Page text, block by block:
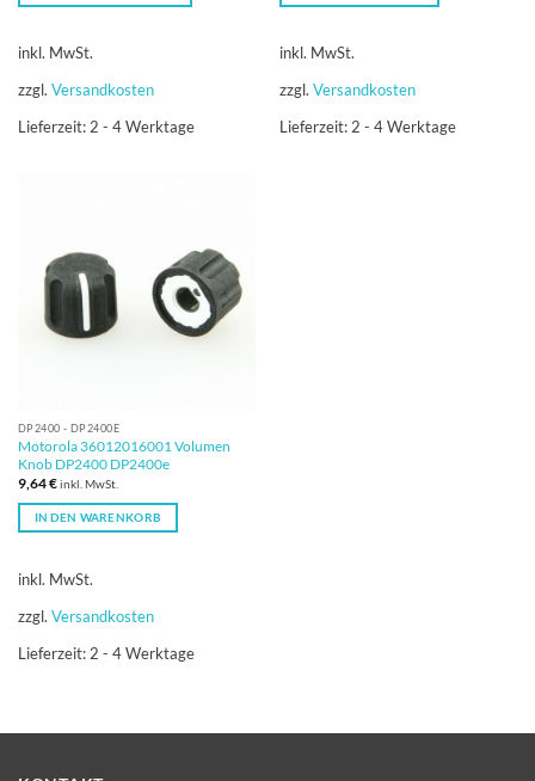
weist
mehrere
auf.
Produktseite
gewählt
inkl. MwSt.
zzgl. Versandkosten
Lieferzeit:2 - 4 Werktage
inkl. MwSt.
zzgl. Versandkosten
Lieferzeit:2 - 4 Werktage
DP2400 - DP2400E
Motorola 36012016001 Volumen
Knob DP2400 DP2400e
9,64€inkl. MwSt.
IN DEN WARENKORB
inkl. MwSt.
zzgl. Versandkosten
Lieferzeit: 2 - 4 Werktage